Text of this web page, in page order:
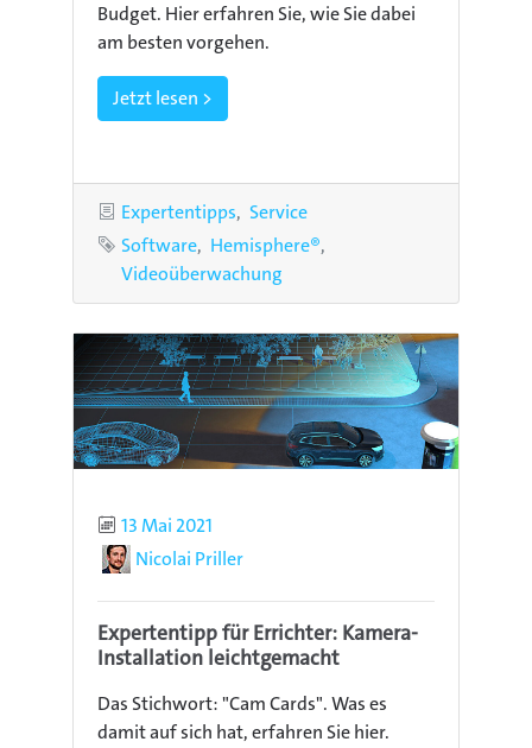
Budget. Hier erfahren Sie, wie Sie dabei
am besten vorgehen.
Jetzt lesen >
Kategorien
Expertentipps
Service
Schlagworte
Software Hemisphere®
Videoüberwachung
Publiziert
13 Mai 2021
AutorNicolai Priller
Expertentipp für Errichter: Kamera-
Installation leichtgemacht
Das Stichwort: "Cam Cards". Was es
damit auf sich hat, erfahren Sie hier.